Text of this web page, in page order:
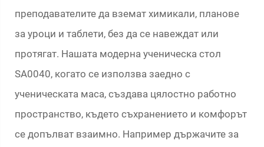
преподавателите да вземат химикали, планове
за уроци и таблети, без да се навеждат или
протягат. Нашата модерна ученическа стол
SA0040, когато се използва заедно с
ученическата маса, създава цялостно работно
пространство, където съхранението и комфорът
се допълват взаимно. Например държачите за